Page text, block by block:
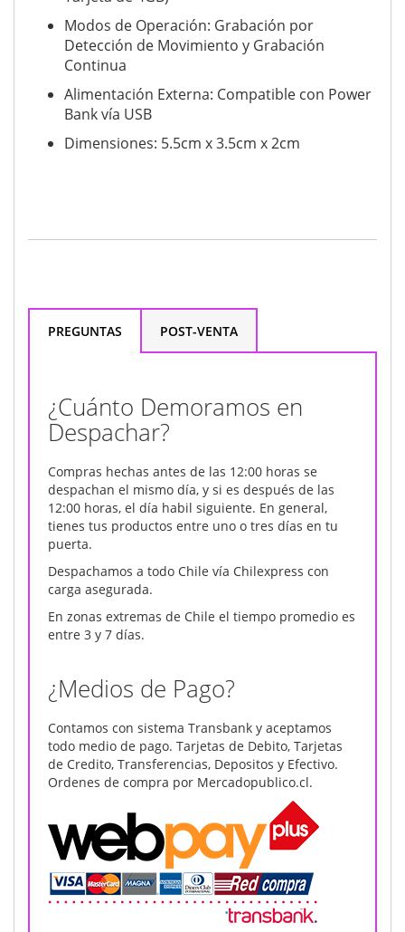
Modos de Operación: Grabación por
Detección de Movimiento y Grabación
Continua
Alimentación Externa: Compatible con Power
Bank vía USB
Dimensiones: 5.5cm x 3.5cm x 2cm
PREGUNTAS POST-VENTA
¿Cuánto Demoramos en
Despachar?
Compras hechas antes de las 12:00 horas se
despachan el mismo día, y si es después de las
12:00 horas, el día habil siguiente. En general,
tienes tus productos entre uno o tres días en tu
puerta.
Despachamos a todo Chile vía Chilexpress con
carga asegurada.
En zonas extremas de Chile el tiempo promedio es
entre 3 y 7 días.
¿Medios de Pago?
Contamos con sistema Transbank y aceptamos
todo medio de pago. Tarjetas de Debito, Tarjetas
de Credito, Transferencias, Depositos y Efectivo.
Ordenes de compra por Mercadopublico.cl.